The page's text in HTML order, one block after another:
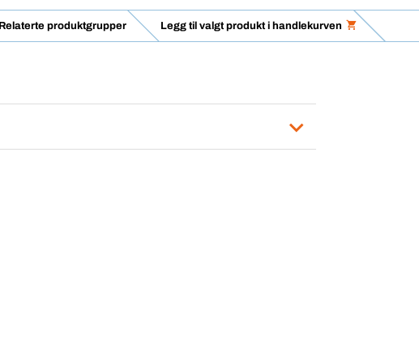
Relaterte produktgrupper Legg til valgt produkt i handlekurven